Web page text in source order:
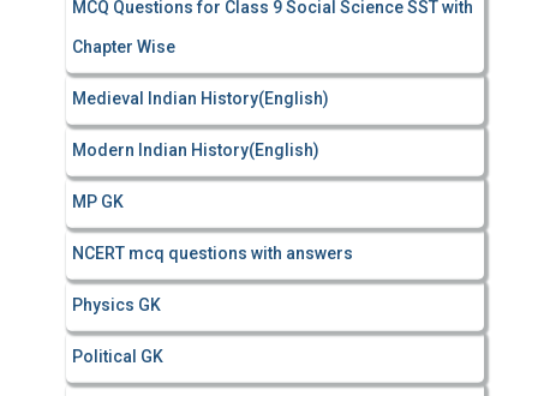
MCQ Questions for Class 9 Social Science SST with
Chapter Wise
Medieval Indian History(English)
Modern Indian History(English)
MP GK
NCERT mcq questions with answers
Physics GK
Political GK